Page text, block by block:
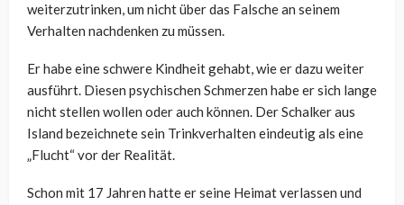
weiterzutrinken, um nicht über das Falsche an seinem
Verhalten nachdenken zu müssen.
Er habe eine schwere Kindheit gehabt, wie er dazu weiter
ausführt. Diesen psychischen Schmerzen habe er sich lange
nicht stellen wollen oder auch können. Der Schalker aus
Island bezeichnete sein Trinkverhalten eindeutig als eine
„Flucht“ vor der Realität.
Schon mit 17 Jahren hatte er seine Heimat verlassen und